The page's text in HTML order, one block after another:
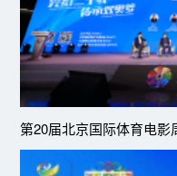
第20届北京国际体育电